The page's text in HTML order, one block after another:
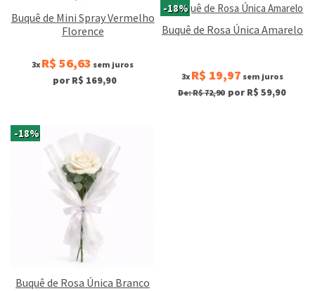
Buquê de Mini Spray Vermelho
Florence
3x R$ 56,63 sem juros
por R$ 169,90
-18%
Buquê de Rosa Única Amarelo
3x R$ 19,97 sem juros
De: R$ 72,90 por R$ 59,90
-18%
Buquê de Rosa Única Branco